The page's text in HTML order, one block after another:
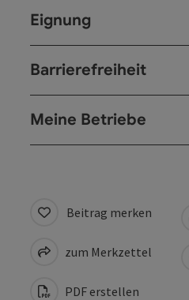
Eignung
Barrierefreiheit
Meine Betriebe
Beitrag merken
zum Merkzettel
PDF erstellen